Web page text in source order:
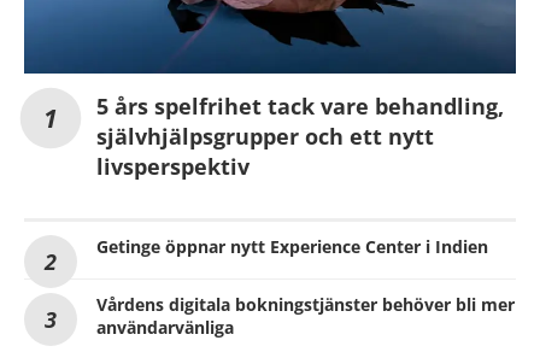
5 års spelfrihet tack vare behandling,
självhjälpsgrupper och ett nytt
livsperspektiv
Getinge öppnar nytt Experience Center i Indien
Vårdens digitala bokningstjänster behöver bli mer
användarvänliga